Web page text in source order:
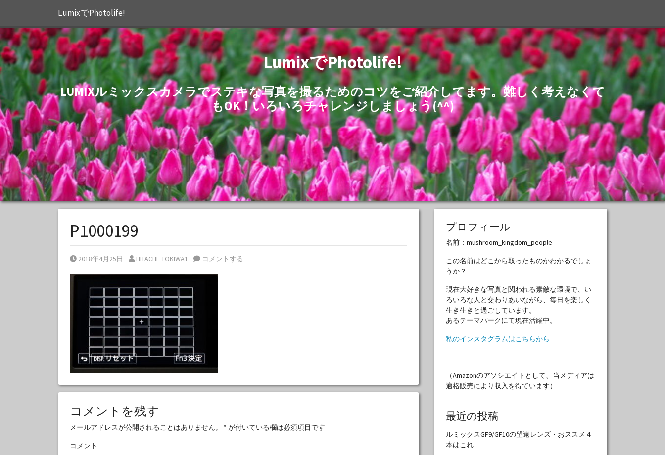
LumixでPhotolife!
LumixでPhotolife!
LUMIXルミックスカメラでステキな写真を撮るためのコツをご紹介してます。難しく考えなくて
もOK！いろいろチャレンジしましょう(^^)
P1000199
Posted on
2018年4月25日 Posted by
HITACHI_TOKIWA1 コメントする
コメントを残す
メールアドレスが公開されることはありません。 * が付いている欄は必須項目です
コメント
プロフィール
名前：mushroom_kingdom_people
この名前はどこから取ったものかわかるでしょ
うか？
現在大好きな写真と関われる素敵な環境で、い
ろいろな人と交わりあいながら、毎日を楽しく
生き生きと過ごしています。
あるテーマパークにて現在活躍中。
私のインスタグラムはこちらから
（Amazonのアソシエイトとして、当メディアは
適格販売により収入を得ています）
最近の投稿
ルミックスGF9/GF10の望遠レンズ・おススメ４
本はこれ